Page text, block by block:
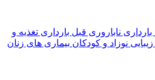
ناباروری قبل بارداری تغذیه و
نوزاد و کودکان بیماری های زنان